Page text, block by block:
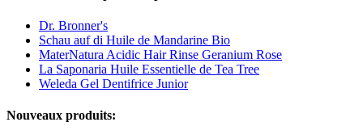
Dr. Bronner's
Schau auf di Huile de Mandarine Bio
MaterNatura Acidic Hair Rinse Geranium Rose
La Saponaria Huile Essentielle de Tea Tree
Weleda Gel Dentifrice Junior
Nouveaux produits: